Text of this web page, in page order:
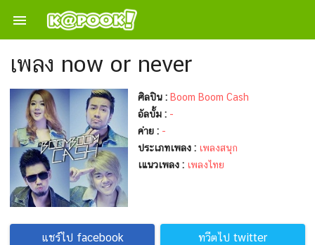

เพลง now or never
ศิลปิน : Boom Boom Cash
อัลบั้ม : -
ค่าย : -
ประเภทเพลง : เพลงสนุก
เแนวเพลง : เพลงไทย
แชร์ไป facebook ทวีตไป twitter